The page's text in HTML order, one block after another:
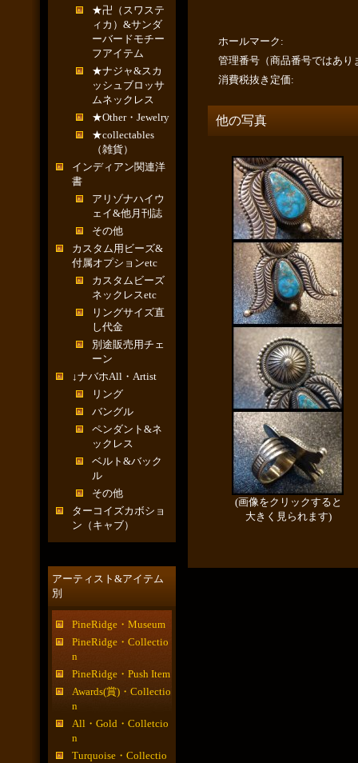
★卍（スワステ
ィカ）&サンダ
ーバードモチー
フアイテム
★ナジャ&スカ
ッシュブロッサ
ムネックレス
★Other・Jewelry
★collectables
（雑貨）
インディアン関連洋
書
アリゾナハイウ
ェイ&他月刊誌
その他
カスタム用ビーズ&
付属オプションetc
カスタムビーズ
ネックレスetc
リングサイズ直
し代金
別途販売用チェ
ーン
↓ナバホAll・Artist
リング
バングル
ペンダント&ネ
ックレス
ベルト&バック
ル
その他
ターコイズカボショ
ン（キャブ）
アーティスト&アイテム
別
PineRidge・Museum
PineRidge・Collectio
n
PineRidge・Push Item
Awards(賞)・Collectio
n
All・Gold・Colletcio
n
Turquoise・Collectio
ホールマーク :
管理番号（商品番号ではあり
消費税抜き定価:
他の写真
(画像をクリックすると
大きく見られます)